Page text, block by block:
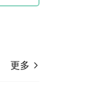
更多 